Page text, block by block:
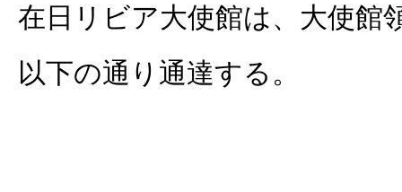
在日リビア大使館は、大使館
以下の通り通達する。